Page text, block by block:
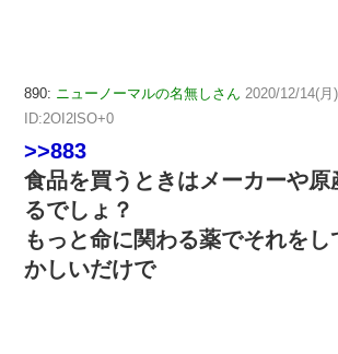
890: ニューノーマルの名無しさん 2020/12/14(
ID:2OI2lSO+0
>>883
食品を買うときはメーカーや原
るでしょ？
もっと命に関わる薬でそれを
かしいだけで